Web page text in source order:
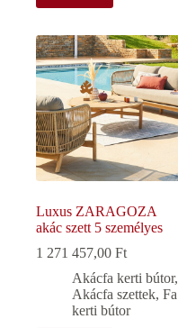
Luxus ZARAGOZA
akác szett 5 személyes
1 271 457,00 Ft
Akácfa kerti bútor,
Akácfa szettek, Fa
kerti bútor